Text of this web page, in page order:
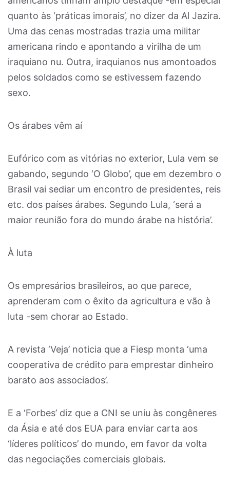
quanto às ‘práticas imorais’, no dizer da Al Jazira.
Uma das cenas mostradas trazia uma militar
americana rindo e apontando a virilha de um
iraquiano nu. Outra, iraquianos nus amontoados
pelos soldados como se estivessem fazendo
sexo.
Os árabes vêm aí
Eufórico com as vitórias no exterior, Lula vem se
gabando, segundo ‘O Globo’, que em dezembro o
Brasil vai sediar um encontro de presidentes, reis
etc. dos países árabes. Segundo Lula, ‘será a
maior reunião fora do mundo árabe na história’.
À luta
Os empresários brasileiros, ao que parece,
aprenderam com o êxito da agricultura e vão à
luta -sem chorar ao Estado.
A revista ‘Veja’ noticia que a Fiesp monta ‘uma
cooperativa de crédito para emprestar dinheiro
barato aos associados’.
E a ‘Forbes’ diz que a CNI se uniu às congêneres
da Ásia e até dos EUA para enviar carta aos
‘líderes políticos’ do mundo, em favor da volta
das negociações comerciais globais.